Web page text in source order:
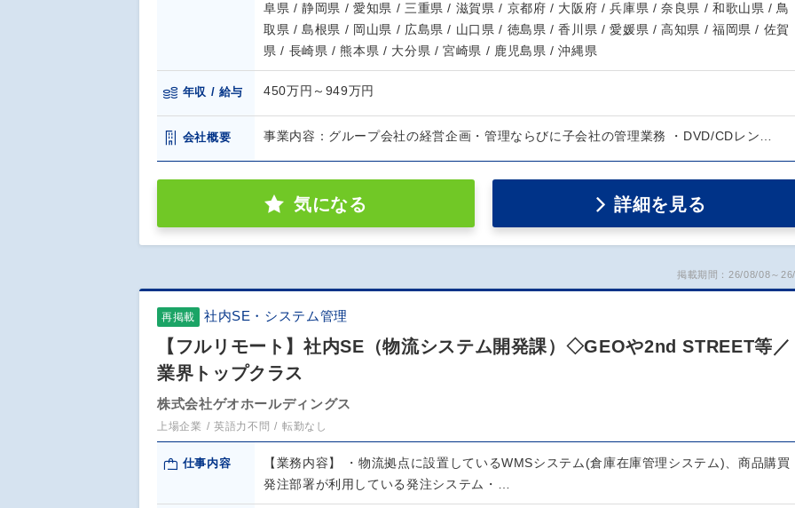
阜県 / 静岡県 / 愛知県 / 三重県 / 滋賀県 / 京都府 / 大阪府 / 兵庫県 / 奈良県 / 和歌山県 / 鳥
取県 / 島根県 / 岡山県 / 広島県 / 山口県 / 徳島県 / 香川県 / 愛媛県 / 高知県 / 福岡県 / 佐賀
県 / 長崎県 / 熊本県 / 大分県 / 宮崎県 / 鹿児島県 / 沖縄県
年収 / 給与 450万円～949万円
会社概要 事業内容：グループ会社の経営企画・管理ならびに子会社の管理業務 ・DVD/CDレン…
気になる 詳細を見る
掲載期間：26/08/08～
再掲載 社内SE・システム管理
【フルリモート】社内SE（物流システム開発課）◇GEOや2nd STREET等／
業界トップクラス
株式会社ゲオホールディングス
上場企業 英語力不問 転勤なし
仕事内容
【業務内容】 ・物流拠点に設置しているWMSシステム(倉庫在庫管理システム)、商品購買
発注部署が利用している発注システム・…